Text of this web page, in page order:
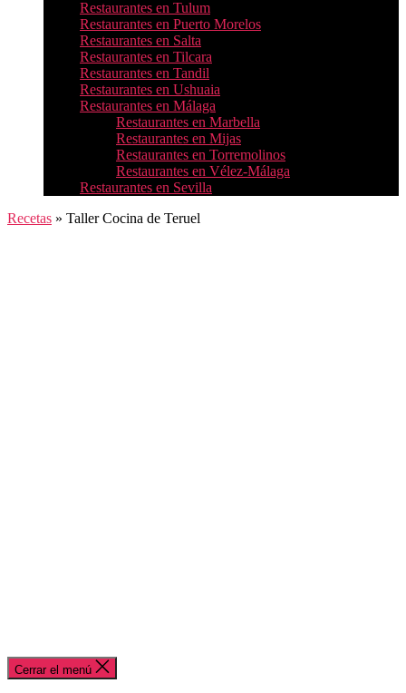
Restaurantes en Tulum
Restaurantes en Puerto Morelos
Restaurantes en Salta
Restaurantes en Tilcara
Restaurantes en Tandil
Restaurantes en Ushuaia
Restaurantes en Málaga
Restaurantes en Marbella
Restaurantes en Mijas
Restaurantes en Torremolinos
Restaurantes en Vélez-Málaga
Restaurantes en Sevilla
Recetas » Taller Cocina de Teruel
Cerrar el menú